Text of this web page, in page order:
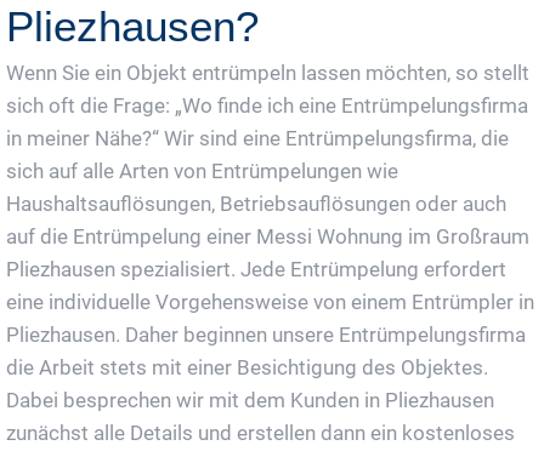
Pliezhausen?
Wenn Sie ein Objekt entrümpeln lassen möchten, so stellt
sich oft die Frage: „Wo finde ich eine Entrümpelungsfirma
in meiner Nähe?“ Wir sind eine Entrümpelungsfirma, die
sich auf alle Arten von Entrümpelungen wie
Haushaltsauflösungen, Betriebsauflösungen oder auch
auf die Entrümpelung einer Messi Wohnung im Großraum
Pliezhausen spezialisiert. Jede Entrümpelung erfordert
eine individuelle Vorgehensweise von einem Entrümpler in
Pliezhausen. Daher beginnen unsere Entrümpelungsfirma
die Arbeit stets mit einer Besichtigung des Objektes.
Dabei besprechen wir mit dem Kunden in Pliezhausen
zunächst alle Details und erstellen dann ein kostenloses